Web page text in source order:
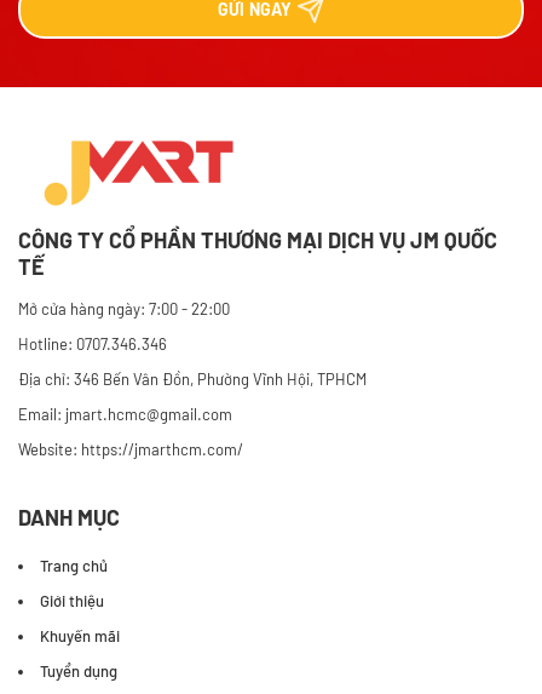
GỬI NGAY
CÔNG TY CỔ PHẦN THƯƠNG MẠI DỊCH VỤ JM QUỐC
TẾ
Mở cửa hàng ngày: 7:00 - 22:00
Hotline: 0707.346.346
Địa chỉ: 346 Bến Vân Đồn, Phường Vĩnh Hội, TPHCM
Email: jmart.hcmc@gmail.com
Website: https://jmarthcm.com/
DANH MỤC
Trang chủ
Giới thiệu
Khuyến mãi
Tuyển dụng